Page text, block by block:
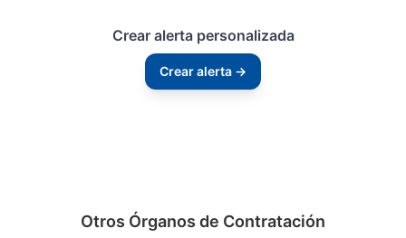
Crear alerta personalizada
Crear alerta →
Otros Órganos de Contratación